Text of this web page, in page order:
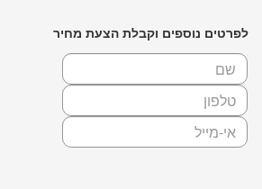
לפרטים נוספים וקבלת הצעת מחיר